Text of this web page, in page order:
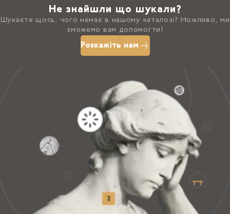
Не знайшли що шукали?
Шукаєте щось, чого немає в нашому каталозі? Можливо, ми
зможемо вам допомогти!
Розкажіть нам